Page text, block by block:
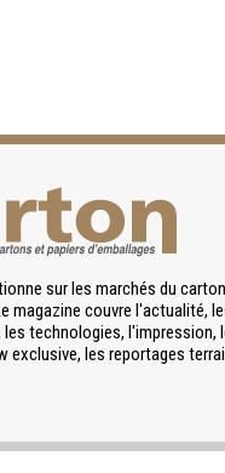
sur les marchés du
magazine couvre l'actualité,
technologies, l'impression,
exclusive, les reportages